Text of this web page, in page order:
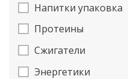
Напитки упаковка
Протеины
Сжигатели
Энергетики